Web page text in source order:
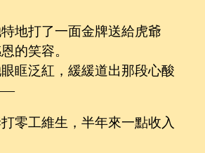
地打了一面金牌送給虎爺
的笑容。
眶泛紅，緩緩道出那段心酸
打零工維生，半年來一點收入